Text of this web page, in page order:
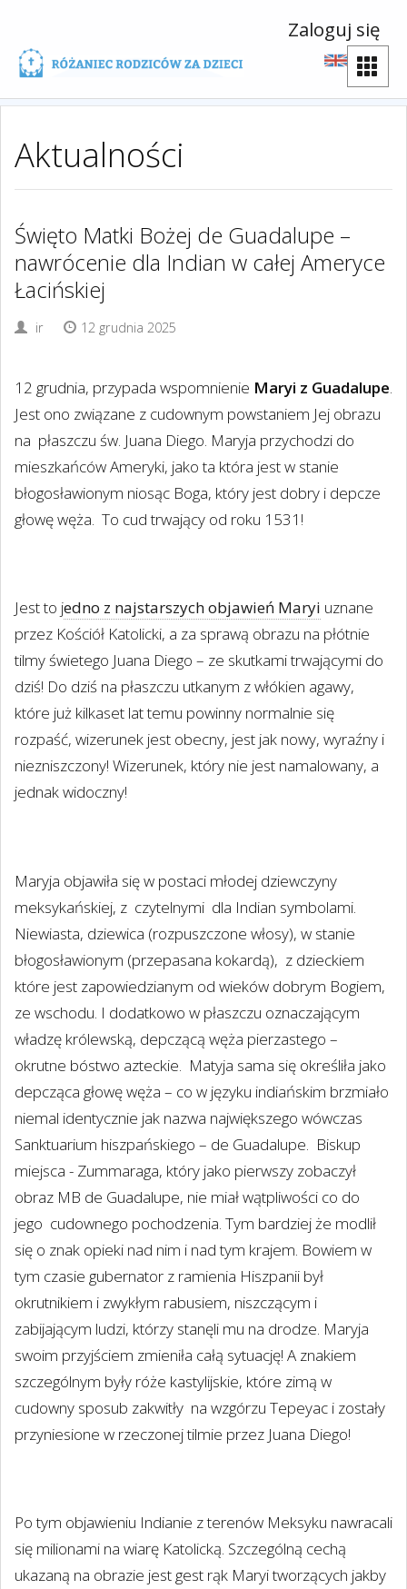
Zaloguj się
Aktualności
Święto Matki Bożej de Guadalupe –
nawrócenie dla Indian w całej Ameryce
Łacińskiej
ir 12 grudnia 2025
12 grudnia, przypada wspomnienie Maryi z Guadalupe.
Jest ono związane z cudownym powstaniem Jej obrazu
na płaszczu św. Juana Diego. Maryja przychodzi do
mieszkańców Ameryki, jako ta która jest w stanie
błogosławionym niosąc Boga, który jest dobry i depcze
głowę węża. To cud trwający od roku 1531!
Jest to jedno z najstarszych objawień Maryi uznane
przez Kościół Katolicki, a za sprawą obrazu na płótnie
tilmy świetego Juana Diego – ze skutkami trwającymi do
dziś! Do dziś na płaszczu utkanym z włókien agawy,
które już kilkaset lat temu powinny normalnie się
rozpaść, wizerunek jest obecny, jest jak nowy, wyraźny i
niezniszczony! Wizerunek, który nie jest namalowany, a
jednak widoczny!
Maryja objawiła się w postaci młodej dziewczyny
meksykańskiej, z czytelnymi dla Indian symbolami.
Niewiasta, dziewica (rozpuszczone włosy), w stanie
błogosławionym (przepasana kokardą), z dzieckiem
które jest zapowiedzianym od wieków dobrym Bogiem,
ze wschodu. I dodatkowo w płaszczu oznaczającym
władzę królewską, depczącą węża pierzastego –
okrutne bóstwo azteckie.
Matyja sama się określiła jako
depcząca głowę węża – co w języku indiańskim brzmiało
niemal identycznie jak nazwa największego wówczas
Sanktuarium hiszpańskiego – de Guadalupe.
Biskup
miejsca - Zummaraga, który jako pierwszy zobaczył
obraz MB de Guadalupe, nie miał wątpliwości co do
jego cudownego pochodzenia. Tym bardziej że modlił
się o znak opieki nad nim i nad tym krajem. Bowiem w
tym czasie gubernator z ramienia Hiszpanii był
okrutnikiem i zwykłym rabusiem, niszczącym i
zabijającym ludzi, którzy stanęli mu na drodze. Maryja
swoim przyjściem zmieniła całą sytuację! A znakiem
szczególnym były róże kastylijskie, które zimą w
cudowny sposub zakwitły na wzgórzu Tepeyac i zostały
przyniesione w rzeczonej tilmie przez Juana Diego!
Po tym objawieniu Indianie z terenów Meksyku nawracali
się milionami na wiarę Katolicką. Szczególną cechą
ukazaną na obrazie jest gest rąk Maryi tworzących jakby